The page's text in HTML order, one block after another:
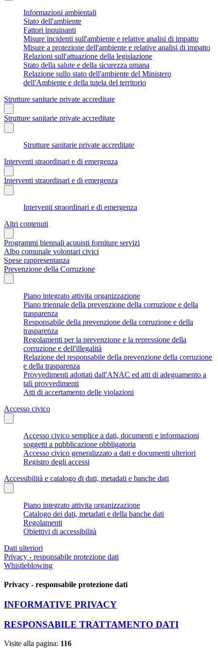
Informazioni ambientali
Stato dell'ambiente
Fattori inquinanti
Misure incidenti sull'ambiente e relative analisi di impatto
Misure a protezione dell'ambiente e relative analisi di impatto
Relazioni sull'attuazione della legislazione
Stato della salute e della sicurezza umana
Relazione sullo stato dell'ambiente del Ministero
dell'Ambiente e della tutela del territorio
Strutture sanitarie private accreditate
Strutture sanitarie private accreditate
Strutture sanitarie private accreditate
Interventi straordinari e di emergenza
Interventi straordinari e di emergenza
Interventi straordinari e di emergenza
Altri contenuti
Programmi biennali acquisti forniture servizi
Albo comunale volontari civici
Spese rappresentanza
Prevenzione della Corruzione
Piano integrato attivita organizzazione
Piano triennale della prevenzione della corruzione e della
trasparenza
Responsabile della prevenzione della corruzione e della
trasparenza
Regolamenti per la prevenzione e la repressione della
corruzione e dell'illegalità
Relazione del responsabile della prevenzione della corruzione
e della trasparenza
Provvedimenti adottati dall'ANAC ed atti di adeguamento a
tali provvedimenti
Atti di accertamento delle violazioni
Accesso civico
Accesso civico semplice a dati, documenti e informazioni
soggetti a pubblicazione obbligatoria
Accesso civico generalizzato a dati e documenti ulteriori
Registro degli accessi
Accessibilità e catalogo di dati, metadati e banche dati
Piano integrato attivita organizzazione
Catalogo dei dati, metadati e della banche dati
Regolamenti
Obiettivi di accessibilità
Dati ulteriori
Privacy - responsabile protezione dati
Whistleblowing
Privacy - responsabile protezione dati
INFORMATIVE PRIVACY
RESPONSABILE TRATTAMENTO DATI
Visite alla pagina: 116